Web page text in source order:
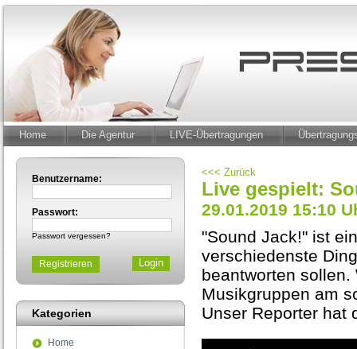
Home Die Agentur LIVE-Übertragungen
Benutzername:
Passwort:
Passwort vergessen?
Registrieren
Kategorien
Home
<<< Zurück
Live gespielt:
29.01.2019 15:10
"Sound Jack!" ist
verschiedenste
beantworten
Musikgruppen am
Unser Reporter hat